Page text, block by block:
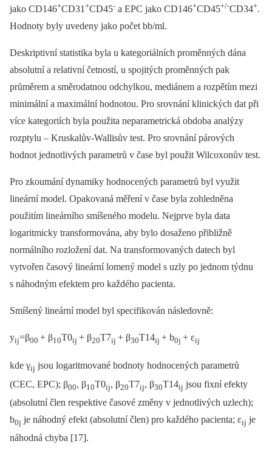
jako CD146+CD31 +CD45- a EPC jako CD146+CD45+/-CD34+.
Hodnoty byly uvedeny jako počet bb/ml.
Deskriptivní statistika byla u kategoriálních proměnných dána
absolutní a relativní četností, u spojitých proměnných pak
průměrem a směrodatnou odchylkou, mediánem a rozpětím mezi
minimální a maximální hodnotou. Pro srovnání klinických dat při
více kategoriích byla použita neparametrická obdoba analýzy
rozptylu –⁠ Kruskalův-Wallisův test. Pro srovnání párových
hodnot jednotlivých parametrů v čase byl použit Wilcoxonův test.
Pro zkoumání dynamiky hodnocených parametrů byl využit
lineární model. Opakovaná měření v čase byla zohledněna
použitím lineárního smíšeného modelu. Nejprve byla data
logaritmicky transformována, aby bylo dosaženo přibližně
normálního rozložení dat. Na transformovaných datech byl
vytvořen časový lineární lomený model s uzly po jednom týdnu
s náhodným efektem pro každého pacienta.
Smíšený lineární model byl specifikován následovně:
yij=β00 + β10T0ij + β20T7ij + β30T14ij + b0j + εij
kde γij jsou logaritmované hodnoty hodnocených parametrů
(CEC, EPC); β00, β10T0ij, β20T7ij, β30T14ij jsou fixní efekty
(absolutní člen respektive časové změny v jednotlivých uzlech);
b0j je náhodný efekt (absolutní člen) pro každého pacienta; εij je
náhodná chyba [17].